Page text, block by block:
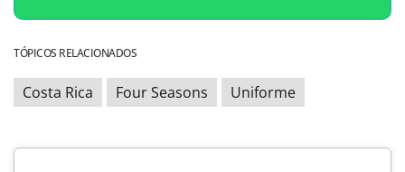
TÓPICOS RELACIONADOS
Costa Rica Four Seasons Uniforme